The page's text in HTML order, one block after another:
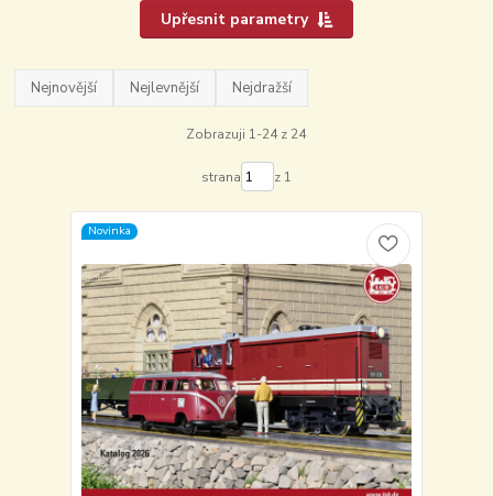
Upřesnit parametry
Nejnovější Nejlevnější Nejdražší
Zobrazuji 1-24 z 24
strana z 1
Novinka